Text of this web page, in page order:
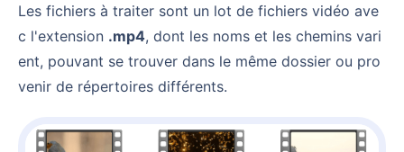
Les fichiers à traiter sont un lot de fichiers vidéo ave
c l'extension .mp4, dont les noms et les chemins vari
ent, pouvant se trouver dans le même dossier ou pro
venir de répertoires différents.